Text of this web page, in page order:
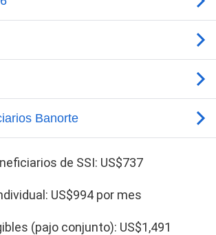
de SSI: US$737
US$994 por mes
(pajo conjunto): US$1,491